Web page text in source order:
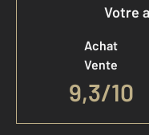
Votre
Achat
Vente
9,3/10